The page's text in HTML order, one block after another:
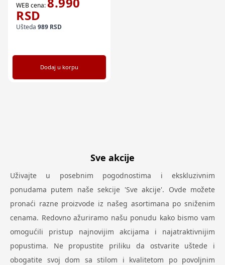
WEB cena:
RSD
Ušteda 989 RSD
Dodaj u korpu
Sve akcije
Uživajte u posebnim pogodnostima i ekskluzivnim
ponudama putem naše sekcije 'Sve akcije'. Ovde možete
pronaći razne proizvode iz našeg asortimana po sniženim
cenama. Redovno ažuriramo našu ponudu kako bismo vam
omogućili pristup najnovijim akcijama i najatraktivnijim
popustima. Ne propustite priliku da ostvarite uštede i
obogatite svoj dom sa stilom i kvalitetom po povoljnim